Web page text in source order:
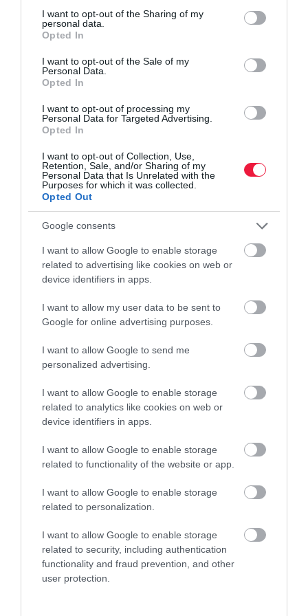
not limited to your visit or usage behaviour. You may click to
grant or deny consent to Google and its third-party tags to
use your data for below specified purposes in below Google
consent section.
I want to opt-out of the Sharing of my
personal data.
Opted In
I want to opt-out of the Sale of my
Personal Data.
Opted In
I want to opt-out of processing my
Personal Data for Targeted Advertising.
Opted In
I want to opt-out of Collection, Use,
Retention, Sale, and/or Sharing of my
Personal Data that Is Unrelated with the
Purposes for which it was collected.
Opted Out
Google consents
I want to allow Google to enable storage
related to advertising like cookies on web or
device identifiers in apps.
I want to allow my user data to be sent to
Google for online advertising purposes.
I want to allow Google to send me
personalized advertising.
I want to allow Google to enable storage
related to analytics like cookies on web or
device identifiers in apps.
I want to allow Google to enable storage
related to functionality of the website or app.
I want to allow Google to enable storage
related to personalization.
I want to allow Google to enable storage
related to security, including authentication
functionality and fraud prevention, and other
user protection.
Legfeljebb néhány helyen enyhül az aszály
Hiába fordultak elő az elmúlt napokban is záporok összességében
többfelé az országban, az ezekből hullott csapadék a legtöbb
helyen olyan kevés volt, ami legfeljebb a talaj
nedvességvesztését…